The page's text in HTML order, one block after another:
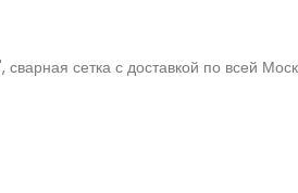
сетка с доставкой по всей